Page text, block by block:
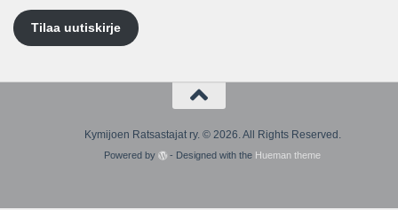
Tilaa uutiskirje
Kymijoen Ratsastajat ry. © 2026. All Rights Reserved.
Powered by - Designed with the Hueman theme